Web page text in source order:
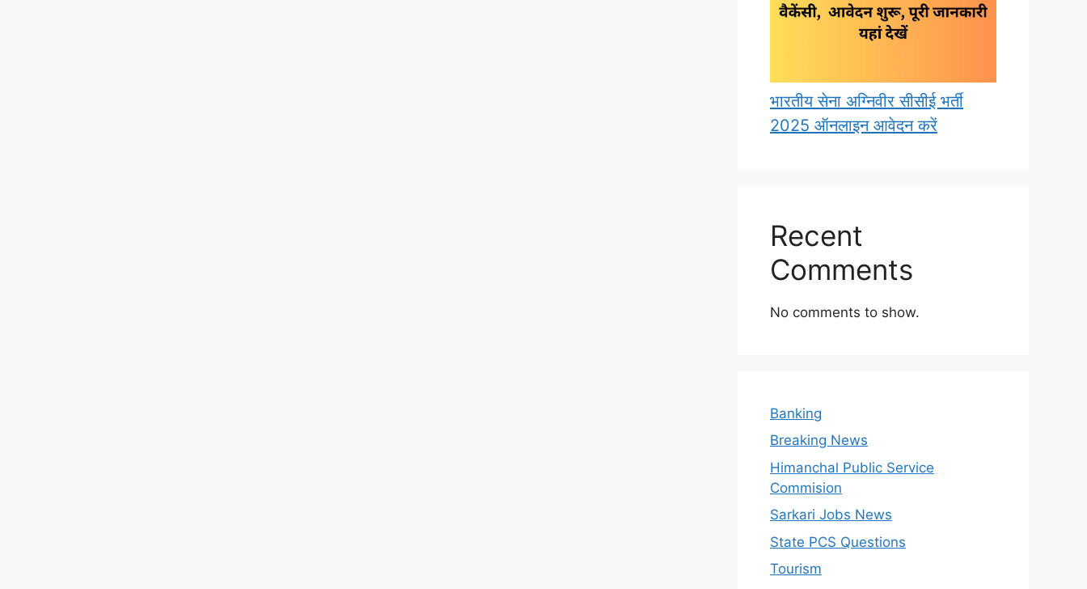
भारतीय सेना अग्निवीर सीसीई भर्ती
2025 ऑनलाइन आवेदन करें
Recent
Comments
No comments to show.
Banking
Breaking News
Himanchal Public Service
Commision
Sarkari Jobs News
State PCS Questions
Tourism